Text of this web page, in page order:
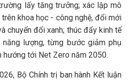
lấy tăng trưởng; xác lập mô
khoa học - công nghệ, đổi mới
chuyển đổi xanh; thúc đẩy kinh tế
năng lượng, từng bước giảm phụ
hướng tới Net Zero năm 2050.
Bộ Chính trị ban hành Kết luận